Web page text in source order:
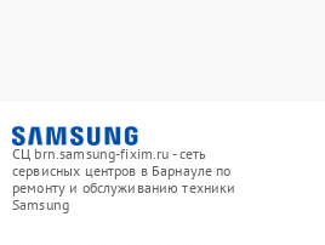
СЦ brn.samsung-fixim.ru - сеть
сервисных центров в Барнауле по
ремонту и обслуживанию техники
Samsung